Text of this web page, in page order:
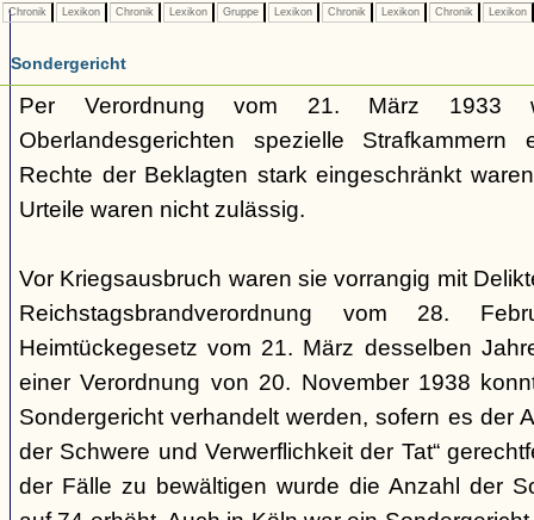
Chronik Lexikon Chronik Lexikon Gruppe Lexikon Chronik Lexikon Chronik Lexikon
Sondergericht
Per Verordnung vom 21. März 1933
Oberlandesgerichten spezielle
Rechte der Beklagten stark eingeschränkt
Urteile waren nicht zulässig.
Vor Kriegsausbruch waren sie vorrangig mit
Reichstagsbrandverordnung vom 28.
Heimtückegesetz vom 21. März desselben
einer Verordnung von 20. November 1938
Sondergericht verhandelt werden, sofern es der
der Schwere und Verwerflichkeit der Tat“
der Fälle zu bewältigen wurde die Anzahl der